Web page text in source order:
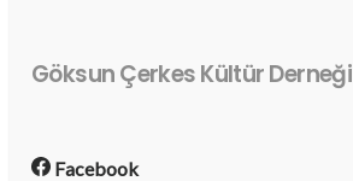
Göksun Çerkes Kültür Derneği
Facebook